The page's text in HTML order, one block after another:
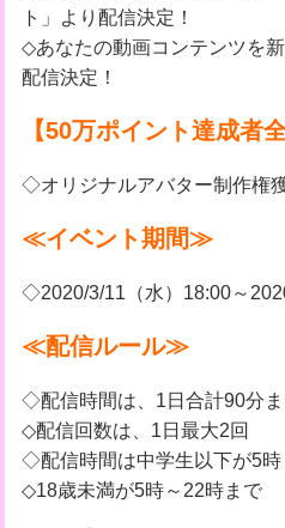
ト」より配信決定！
◇あなたの動画コンテンツを
配信決定！
【50万ポイント達成者全
◇オリジナルアバター制作権
≪イベント期間≫
◇2020/3/11（水）18:00～
≪配信ルール≫
◇配信時間は、1日合計90分
◇配信回数は、1日最大2回
◇配信時間は中学生以下が5時
◇18歳未満が5時～22時まで